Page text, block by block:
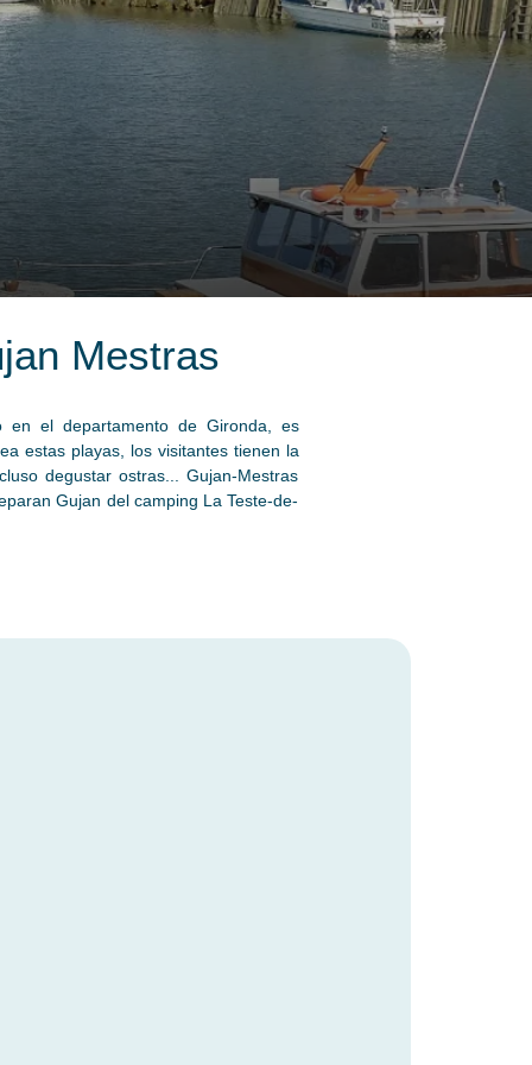
Mestras
en el departamento de Gironda, es
estas playas, los visitantes tienen la
degustar ostras... Gujan-Mestras
Gujan del camping La Teste-de-